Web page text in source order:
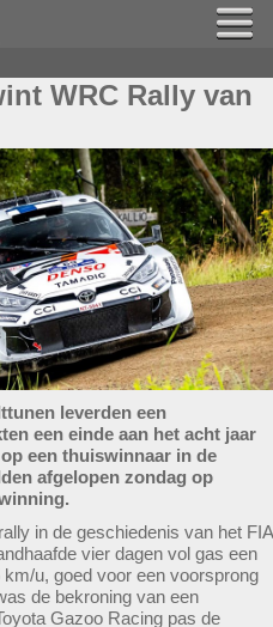
WRC Rally van
leverden een
een einde aan het acht jaar
een thuiswinnaar in de
afgelopen zondag op
in de geschiedenis van het FIA
vier dagen vol gas een
u, goed voor een voorsprong
de bekroning van een
Gazoo Racing pas de